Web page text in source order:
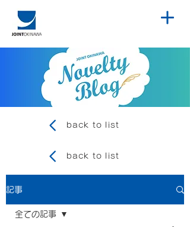
back to list
back to list
記事
全ての記事